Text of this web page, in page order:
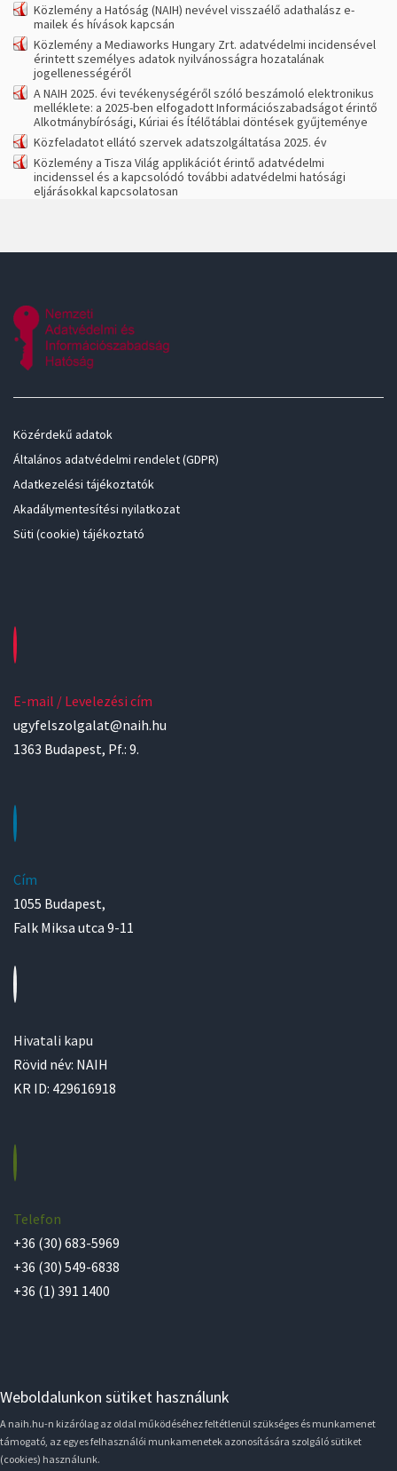
Közlemény a Hatóság (NAIH) nevével visszaélő adathalász e-
mailek és hívások kapcsán
Közlemény a Mediaworks Hungary Zrt. adatvédelmi incidensével
érintett személyes adatok nyilvánosságra hozatalának
jogellenességéről
A NAIH 2025. évi tevékenységéről szóló beszámoló elektronikus
melléklete: a 2025-ben elfogadott Információszabadságot érintő
Alkotmánybírósági, Kúriai és Ítélőtáblai döntések gyűjteménye
Közfeladatot ellátó szervek adatszolgáltatása 2025. év
Közlemény a Tisza Világ applikációt érintő adatvédelmi
incidenssel és a kapcsolódó további adatvédelmi hatósági
eljárásokkal kapcsolatosan
Közérdekű adatok
Általános adatvédelmi rendelet (GDPR)
Adatkezelési tájékoztatók
Akadálymentesítési nyilatkozat
Süti (cookie) tájékoztató
E-mail / Levelezési cím
ugyfelszolgalat@naih.hu
1363 Budapest, Pf.: 9.
Cím
1055 Budapest,
Falk Miksa utca 9-11
Hivatali kapu
Rövid név: NAIH
KR ID: 429616918
Telefon
+36 (30) 683-5969
+36 (30) 549-6838
+36 (1) 391 1400
Weboldalunkon sütiket használunk
A naih.hu-n kizárólag az oldal működéséhez feltétlenül szükséges és munkamenet
támogató, az egyes felhasználói munkamenetek azonosítására szolgáló sütiket
(cookies) használunk.